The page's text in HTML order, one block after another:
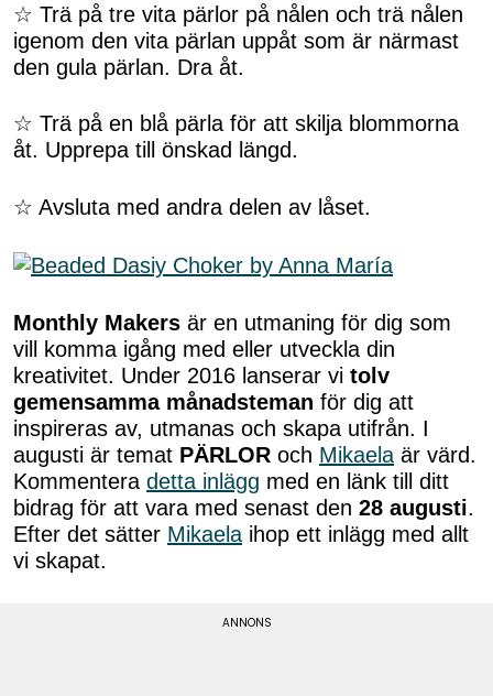
☆ Trä på tre vita pärlor på nålen och trä nålen
igenom den vita pärlan uppåt som är närmast
den gula pärlan. Dra åt.
☆ Trä på en blå pärla för att skilja blommorna
åt. Upprepa till önskad längd.
☆ Avsluta med andra delen av låset.
Monthly Makers är en utmaning för dig som
vill komma igång med eller utveckla din
kreativitet. Under 2016 lanserar vi tolv
gemensamma månadsteman för dig att
inspireras av, utmanas och skapa utifrån. I
augusti är temat PÄRLOR och Mikaela är värd.
Kommentera detta inlägg med en länk till ditt
bidrag för att vara med senast den 28 augusti.
Efter det sätter Mikaela ihop ett inlägg med allt
vi skapat.